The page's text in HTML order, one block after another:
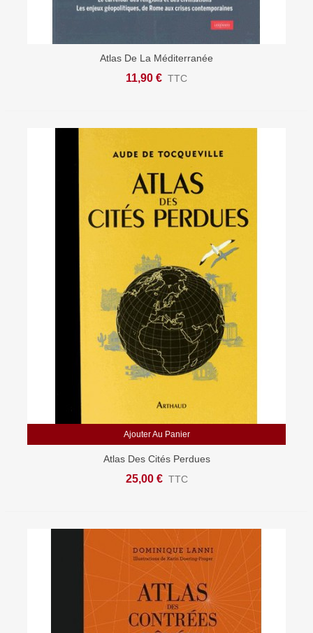
Atlas De La Méditerranée
11,90 € TTC
Ajouter Au Panier
Atlas Des Cités Perdues
25,00 € TTC